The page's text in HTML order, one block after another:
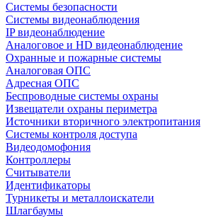
Системы безопасности
Системы видеонаблюдения
IP видеонаблюдение
Аналоговое и HD видеонаблюдение
Охранные и пожарные системы
Аналоговая ОПС
Адресная ОПС
Беспроводные системы охраны
Извещатели охраны периметра
Источники вторичного электропитания
Системы контроля доступа
Видеодомофония
Контроллеры
Считыватели
Идентификаторы
Турникеты и металлоискатели
Шлагбаумы